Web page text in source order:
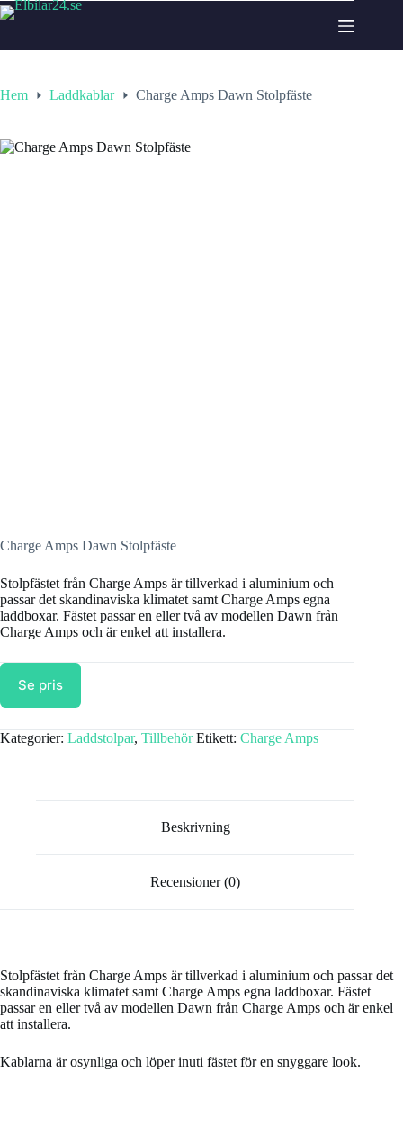
Hoppa
till
Hem Laddkablar Charge Amps Dawn Stolpfäste
Charge Amps Dawn Stolpfäste
Stolpfästet från Charge Amps är tillverkad i aluminium och
passar det skandinaviska klimatet samt Charge Amps egna
laddboxar. Fästet passar en eller två av modellen Dawn från
Charge Amps och är enkel att installera.
Se pris
Kategorier: Laddstolpar, Tillbehör Etikett: Charge Amps
Beskrivning
Recensioner (0)
Stolpfästet från Charge Amps är tillverkad i aluminium och passar det
skandinaviska klimatet samt Charge Amps egna laddboxar. Fästet
passar en eller två av modellen Dawn från Charge Amps och är enkel
att installera.
Kablarna är osynliga och löper inuti fästet för en snyggare look.